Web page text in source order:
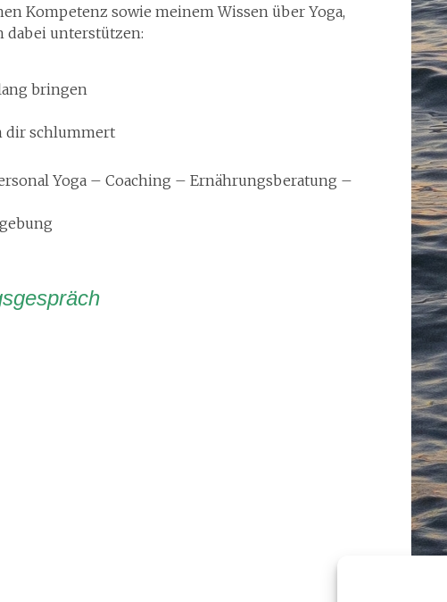
Kompetenz sowie meinem Wissen über Yoga,
dabei unterstützen:
bringen
dir schlummert
Yoga – Coaching – Ernährungsberatung –